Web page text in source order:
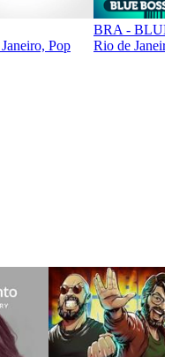
Pop
BRA -
Rio de